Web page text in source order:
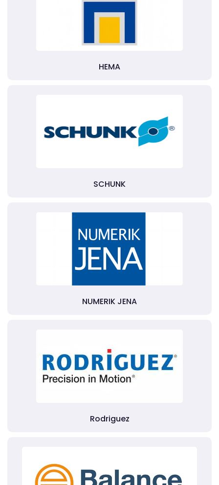
HEMA
SCHUNK
NUMERIK JENA
Rodriguez